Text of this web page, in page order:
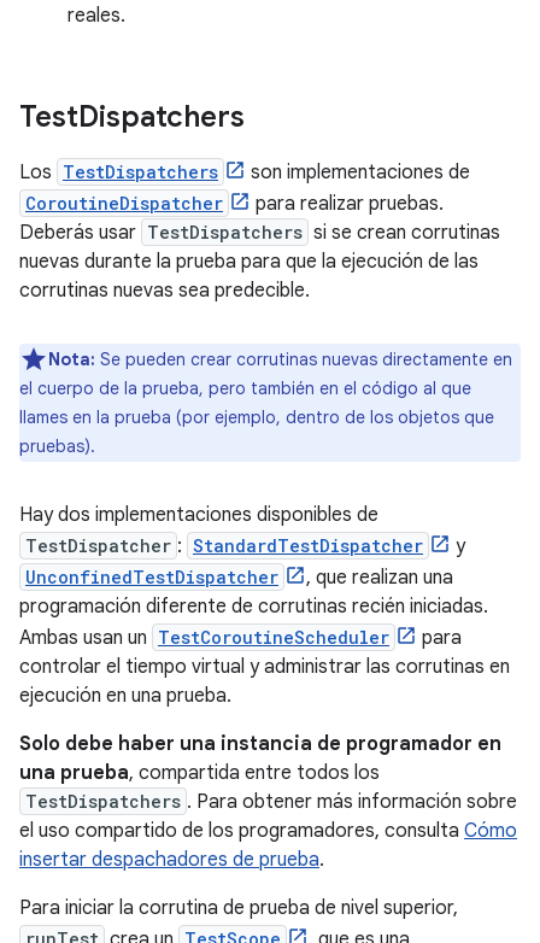
reales.
TestDispatchers
Los TestDispatchers son implementaciones de
CoroutineDispatcher
para realizar pruebas.
Deberás usar TestDispatchers si se crean corrutinas
nuevas durante la prueba para que la ejecución de las
corrutinas nuevas sea predecible.
Nota: Se pueden crear corrutinas nuevas directamente en
el cuerpo de la prueba, pero también en el código al que
llames en la prueba (por ejemplo, dentro de los objetos que
pruebas).
Hay dos implementaciones disponibles de
TestDispatcher : StandardTestDispatcher y
UnconfinedTestDispatcher
, que realizan una
programación diferente de corrutinas recién iniciadas.
Ambas usan un TestCoroutineScheduler
para
controlar el tiempo virtual y administrar las corrutinas en
ejecución en una prueba.
Solo debe haber una instancia de programador en
una prueba, compartida entre todos los
TestDispatchers . Para obtener más información sobre
el uso compartido de los programadores, consulta Cómo
insertar despachadores de prueba.
Para iniciar la corrutina de prueba de nivel superior,